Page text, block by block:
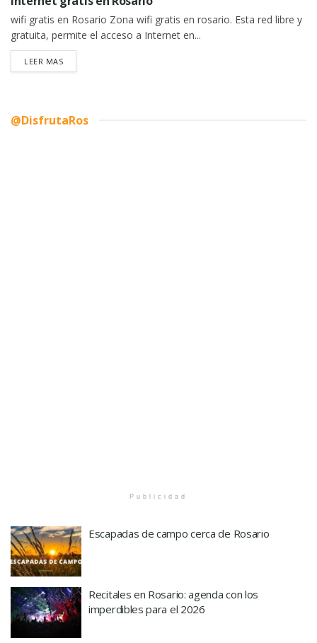
wifi gratis en Rosario Zona wifi gratis en rosario. Esta red libre y
gratuita, permite el acceso a Internet en...
LEER MASDETAILS
@DisfrutaRos
Publicidad
Escapadas de campo cerca de Rosario
Recitales en Rosario: agenda con los
imperdibles para el 2026